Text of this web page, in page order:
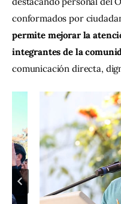
conformados por
permite mejorar la
integrantes de la
comunicación directa,